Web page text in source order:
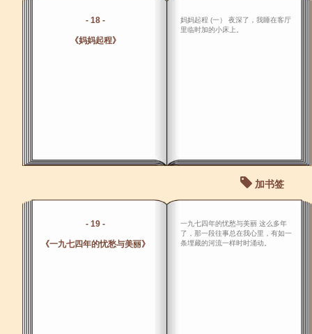
- 18 -
《妈妈起程》
妈妈起程 (一） 夜深了，我睡在客厅
里临时加的小床上。
加书签
- 19 -
《一九七四年的忧愁与美丽》
一九七四年的忧愁与美丽 这么多年
了，那一段往事总在我心里，有如一
条埋藏的河流一样时时涌动。